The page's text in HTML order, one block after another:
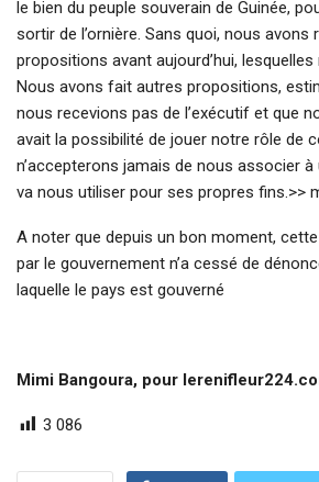
le bien du peuple souverain de Guinée,
sortir de l’ornière. Sans quoi, nous avons
propositions avant aujourd’hui,
Nous avons fait autres propositions,
nous recevions pas de l’exécutif et que
avait la possibilité de jouer notre rôle de
n’accepterons jamais de nous associer à
va nous utiliser pour ses propres fins.>>
A noter que depuis un bon moment,
par le gouvernement n’a cessé de
laquelle le pays est gouverné
Mimi Bangoura, pour
3 086